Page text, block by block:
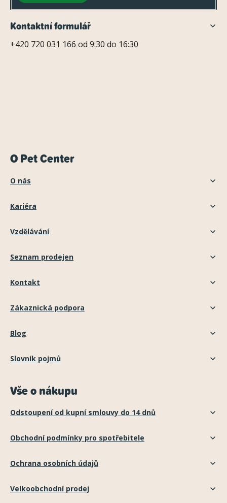
Kontaktní formulář
+420 720 031 166 od 9:30 do 16:30
O Pet Center
O nás
Kariéra
Vzdělávání
Seznam prodejen
Kontakt
Zákaznická podpora
Blog
Slovník pojmů
Vše o nákupu
Odstoupení od kupní smlouvy do 14 dnů
Obchodní podmínky pro spotřebitele
Ochrana osobních údajů
Velkoobchodní prodej